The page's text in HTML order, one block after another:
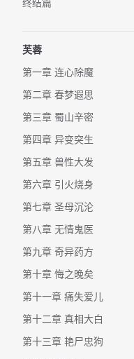
终结篇
芙蓉
第一章 连心除魔
第二章 春梦遐思
第三章 蜀山辛密
第四章 异变突生
第五章 兽性大发
第六章 引火烧身
第七章 圣母沉沦
第八章 无情鬼医
第九章 奇异药方
第十章 悔之晚矣
第十一章 痛失爱儿
第十二章 真相大白
第十三章 艳尸忠狗